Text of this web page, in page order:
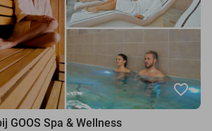
favorite_border
GOOS Spa & Wellness